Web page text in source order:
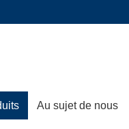
Au sujet de nous